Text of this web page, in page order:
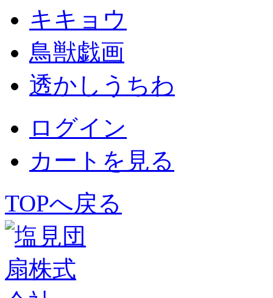
キキョウ
鳥獣戯画
透かしうちわ
ログイン
カートを見る
TOPへ戻る